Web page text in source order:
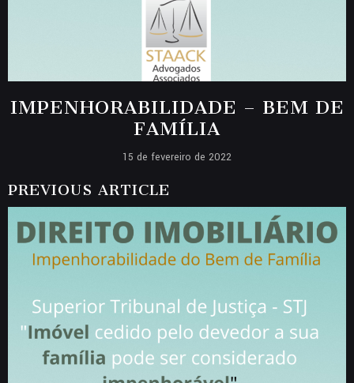
IMPENHORABILIDADE – BEM DE
FAMÍLIA
15 de fevereiro de 2022
PREVIOUS ARTICLE